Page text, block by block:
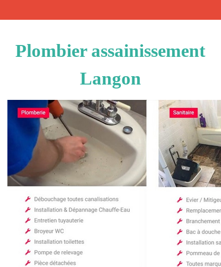
Plombier assainissement
Langon